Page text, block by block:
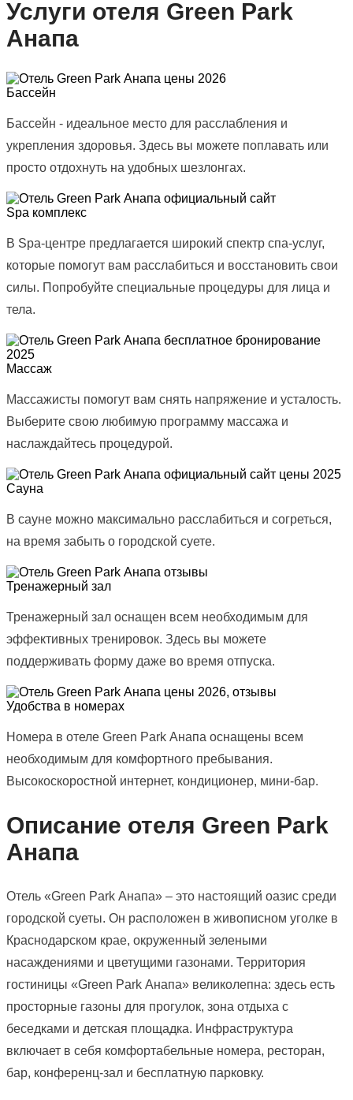
Услуги отеля Green Park
Анапа
Бассейн
Бассейн - идеальное место для расслабления и
укрепления здоровья. Здесь вы можете поплавать или
просто отдохнуть на удобных шезлонгах.
Spa комплекс
В Spa-центре предлагается широкий спектр спа-услуг,
которые помогут вам расслабиться и восстановить свои
силы. Попробуйте специальные процедуры для лица и
тела.
Массаж
Массажисты помогут вам снять напряжение и усталость.
Выберите свою любимую программу массажа и
наслаждайтесь процедурой.
Сауна
В сауне можно максимально расслабиться и согреться,
на время забыть о городской суете.
Тренажерный зал
Тренажерный зал оснащен всем необходимым для
эффективных тренировок. Здесь вы можете
поддерживать форму даже во время отпуска.
Удобства в номерах
Номера в отеле Green Park Анапа оснащены всем
необходимым для комфортного пребывания.
Высокоскоростной интернет, кондиционер, мини-бар.
Описание отеля Green Park
Анапа
Отель «Green Park Анапа» – это настоящий оазис среди
городской суеты. Он расположен в живописном уголке в
Краснодарском крае, окруженный зелеными
насаждениями и цветущими газонами. Территория
гостиницы «Green Park Анапа» великолепна: здесь есть
просторные газоны для прогулок, зона отдыха с
беседками и детская площадка. Инфраструктура
включает в себя комфортабельные номера, ресторан,
бар, конференц-зал и бесплатную парковку.